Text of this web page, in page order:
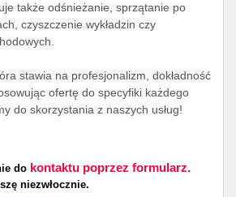
także odśnieżanie, sprzątanie po
czyszczenie wykładzin czy
stawia na profesjonalizm, dokładność
ofertę do specyfiki każdego
do skorzystania z naszych usług!
do kontaktu poprzez formularz.
niezwłocznie.